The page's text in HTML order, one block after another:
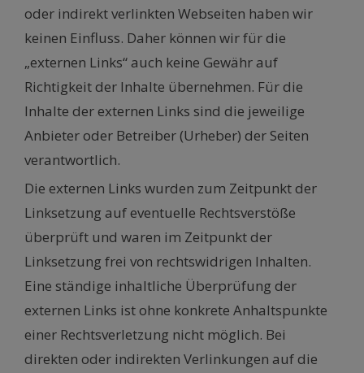
oder indirekt verlinkten Webseiten haben wir
keinen Einfluss. Daher können wir für die
„externen Links“ auch keine Gewähr auf
Richtigkeit der Inhalte übernehmen. Für die
Inhalte der externen Links sind die jeweilige
Anbieter oder Betreiber (Urheber) der Seiten
verantwortlich.
Die externen Links wurden zum Zeitpunkt der
Linksetzung auf eventuelle Rechtsverstöße
überprüft und waren im Zeitpunkt der
Linksetzung frei von rechtswidrigen Inhalten.
Eine ständige inhaltliche Überprüfung der
externen Links ist ohne konkrete Anhaltspunkte
einer Rechtsverletzung nicht möglich. Bei
direkten oder indirekten Verlinkungen auf die